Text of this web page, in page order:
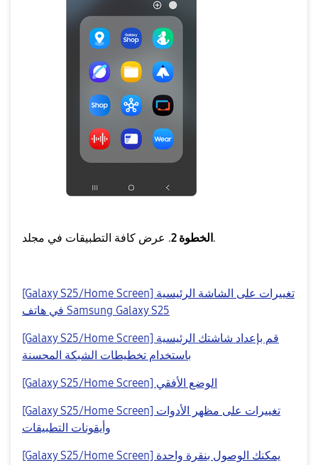
الخطوة 2. عرض كافة التطبيقات في مجلد.
[Galaxy S25/Home Screen] تغييرات على الشاشة الرئيسية
في هاتف Samsung Galaxy S25
[Galaxy S25/Home Screen] قم بإعداد شاشتك الرئيسية
باستخدام تخطيطات الشبكة المحسنة
[Galaxy S25/Home Screen] الوضع الأفقي
[Galaxy S25/Home Screen] تغييرات على مظهر الأدوات
وأيقونات التطبيقات
[Galaxy S25/Home Screen] يمكنك الوصول بنقرة واحدة